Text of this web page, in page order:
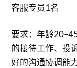
客服专员1名
要求：年龄
的接待工作、投
好的沟通协调能力